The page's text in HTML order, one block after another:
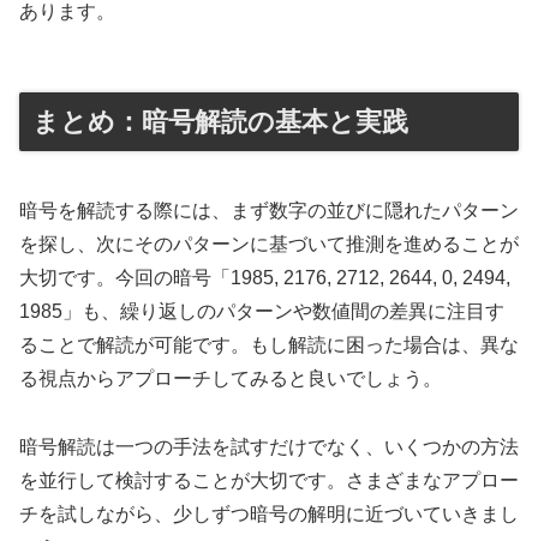
あります。
まとめ：暗号解読の基本と実践
暗号を解読する際には、まず数字の並びに隠れたパターン
を探し、次にそのパターンに基づいて推測を進めることが
大切です。今回の暗号「1985, 2176, 2712, 2644, 0, 2494,
1985」も、繰り返しのパターンや数値間の差異に注目す
ることで解読が可能です。もし解読に困った場合は、異な
る視点からアプローチしてみると良いでしょう。
暗号解読は一つの手法を試すだけでなく、いくつかの方法
を並行して検討することが大切です。さまざまなアプロー
チを試しながら、少しずつ暗号の解明に近づいていきまし